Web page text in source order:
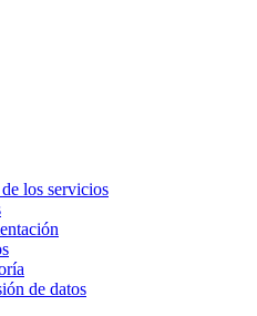
los servicios
de datos